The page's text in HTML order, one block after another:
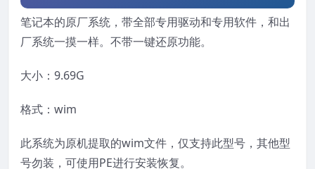
笔记本的原厂系统，带全部专用驱动和专用软件，和出
厂系统一摸一样。不带一键还原功能。
大小：9.69G
格式：wim
此系统为原机提取的wim文件，仅支持此型号，其他型
号勿装，可使用PE进行安装恢复。